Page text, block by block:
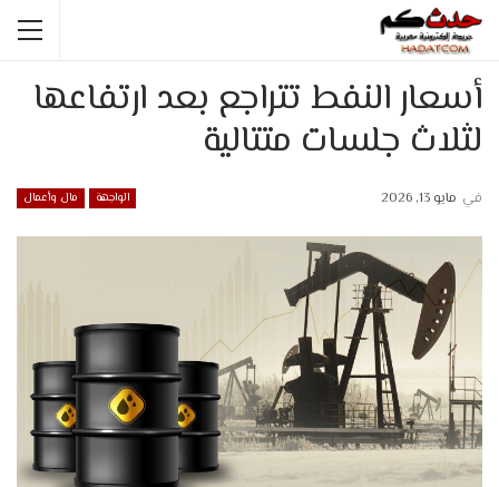
أسعار النفط تتراجع بعد ارتفاعها
لثلاث جلسات متتالية
الواجهة مال وأعمال في مايو 13, 2026